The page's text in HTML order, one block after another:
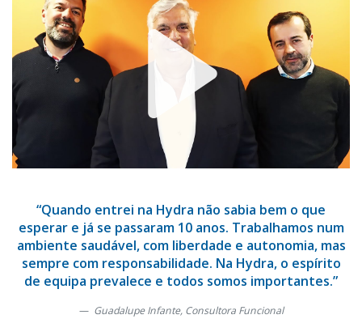
Play
“Quando entrei na Hydra não sabia bem o que
esperar e já se passaram 10 anos. Trabalhamos num
ambiente saudável, com liberdade e autonomia, mas
sempre com responsabilidade. Na Hydra, o espírito
de equipa prevalece e todos somos importantes.”
Guadalupe Infante, Consultora Funcional